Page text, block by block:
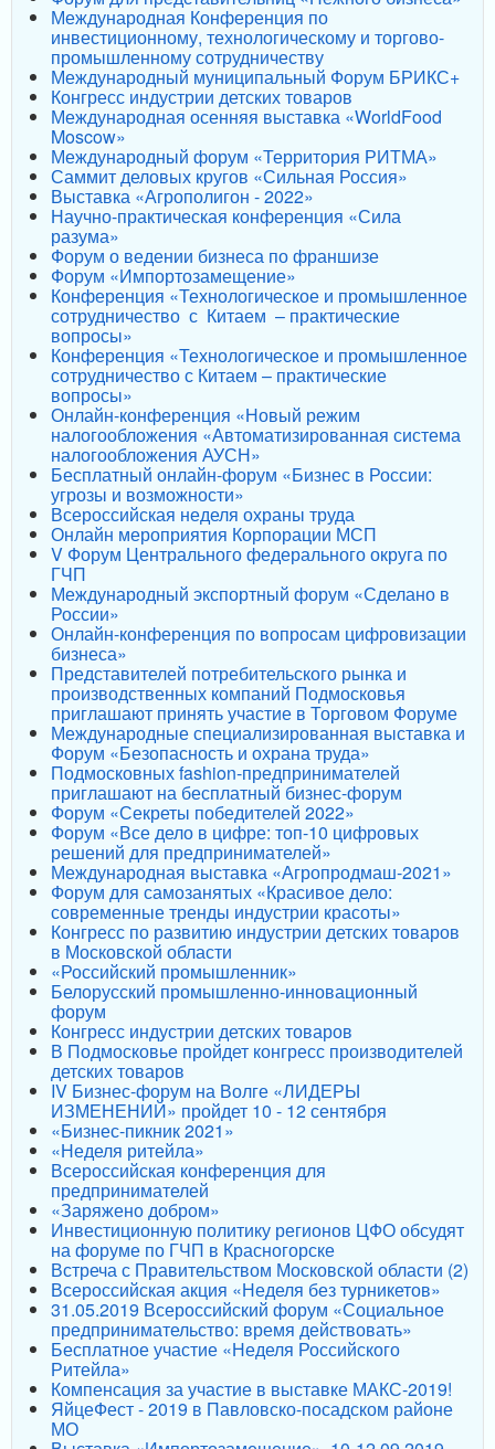
Международная Конференция по
инвестиционному, технологическому и торгово-
промышленному сотрудничеству
Международный муниципальный Форум БРИКС+
Конгресс индустрии детских товаров
Международная осенняя выставка «WorldFood
Moscow»
Международный форум «Территория РИТМА»
Саммит деловых кругов «Сильная Россия»
Выставка «Агрополигон - 2022»
Научно-практическая конференция «Сила
разума»
Форум о ведении бизнеса по франшизе
Форум «Импортозамещение»
Конференция «Технологическое и промышленное
сотрудничество с Китаем – практические
вопросы»
Конференция «Технологическое и промышленное
сотрудничество с Китаем – практические
вопросы»
Онлайн-конференция «Новый режим
налогообложения «Автоматизированная система
налогообложения АУСН»
Бесплатный онлайн-форум «Бизнес в России:
угрозы и возможности»
Всероссийская неделя охраны труда
Онлайн мероприятия Корпорации МСП
V Форум Центрального федерального округа по
ГЧП
Международный экспортный форум «Сделано в
России»
Онлайн-конференция по вопросам цифровизации
бизнеса»
Представителей потребительского рынка и
производственных компаний Подмосковья
приглашают принять участие в Торговом Форуме
Международные специализированная выставка и
Форум «Безопасность и охрана труда»
Подмосковных fashion-предпринимателей
приглашают на бесплатный бизнес-форум
Форум «Секреты победителей 2022»
Форум «Все дело в цифре: топ-10 цифровых
решений для предпринимателей»
Международная выставка «Агропродмаш-2021»
Форум для самозанятых «Красивое дело:
современные тренды индустрии красоты»
Конгресс по развитию индустрии детских товаров
в Московской области
«Российский промышленник»
Белорусский промышленно-инновационный
форум
Конгресс индустрии детских товаров
В Подмосковье пройдет конгресс производителей
детских товаров
IV Бизнес-форум на Волге «ЛИДЕРЫ
ИЗМЕНЕНИЙ» пройдет 10 - 12 сентября
«Бизнес-пикник 2021»
«Неделя ритейла»
Всероссийская конференция для
предпринимателей
«Заряжено добром»
Инвестиционную политику регионов ЦФО обсудят
на форуме по ГЧП в Красногорске
Встреча с Правительством Московской области (2)
Всероссийская акция «Неделя без турникетов»
31.05.2019 Всероссийский форум «Социальное
предпринимательство: время действовать»
Бесплатное участие «Неделя Российского
Ритейла»
Компенсация за участие в выставке МАКС-2019!
ЯйцеФест - 2019 в Павловско-посадском районе
МО